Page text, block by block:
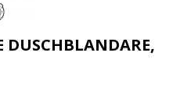
DUSCHBLANDARE,